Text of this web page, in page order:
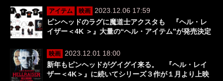
アイテム 映画
2023.12.06 17:59
ピンヘッドのラグに魔道士アクスタも 『ヘル・レ
イザー＜4K ＞』大量の“ヘル・アイテム”が発売決定
映画
2023.12.01 18:00
新年もピンヘッドがグイグイ来る。 『ヘル・レイ
ザー＜4K＞』に続いてシリーズ３作が１月より上映